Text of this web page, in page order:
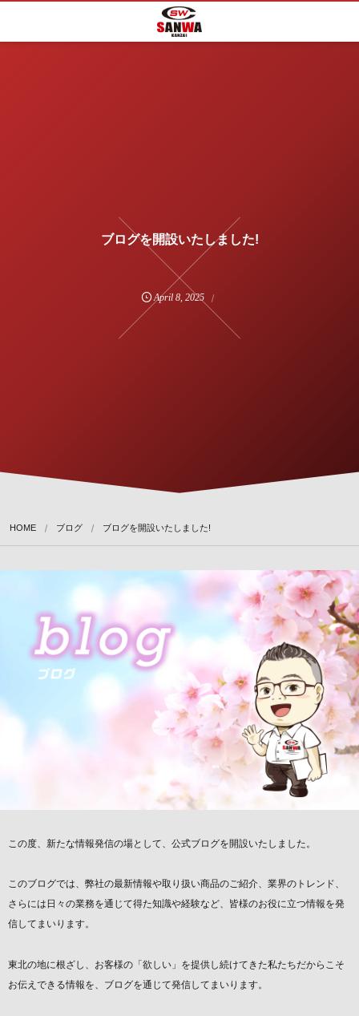
ブログを開設いたしました!
April 8, 2025
HOME ブログ ブログを開設いたしました!
この度、新たな情報発信の場として、公式ブログを開設いたしました。
このブログでは、弊社の最新情報や取り扱い商品のご紹介、業界のトレンド、
さらには日々の業務を通じて得た知識や経験など、皆様のお役に立つ情報を発
信してまいります。
東北の地に根ざし、お客様の「欲しい」を提供し続けてきた私たちだからこそ
お伝えできる情報を、ブログを通じて発信してまいります。